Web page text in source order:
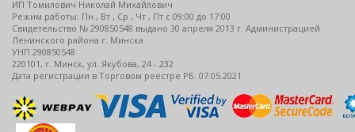
ИП Томилович Николай Михайлович
Режим работы: Пн , Вт , Ср , Чт , Пт c 09:00 до 17:00
Свидетельство № 290850548 выдано 30 апреля 2013 г. Администрацией
Ленинского района г. Минска
УНП 290850548
220101, г. Минск, ул. Якубова, 24 - 232
Дата регистрации в Торговом реестре РБ: 07.05.2021